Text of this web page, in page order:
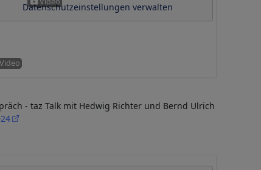
Datenschutzeinstellungen verwalten
- taz Talk mit Hedwig Richter und Bernd Ulrich